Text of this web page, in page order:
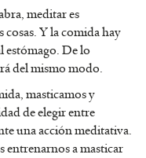
meditar es
Y la comida hay
estómago. De lo
del mismo modo.
masticamos y
de elegir entre
una acción meditativa.
entrenarnos a masticar